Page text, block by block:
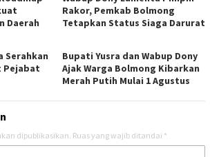
Daerah
Rakor, Pemkab Bolmong
Tetapkan Status Siaga Darurat
Serahkan
Pejabat
Bupati Yusra dan Wabup Dony
Ajak Warga Bolmong Kibarkan
Merah Putih Mulai 1 Agustus
dipublikasikan. Ruas yang wajib ditandai *